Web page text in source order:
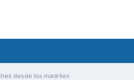
desde los madriles